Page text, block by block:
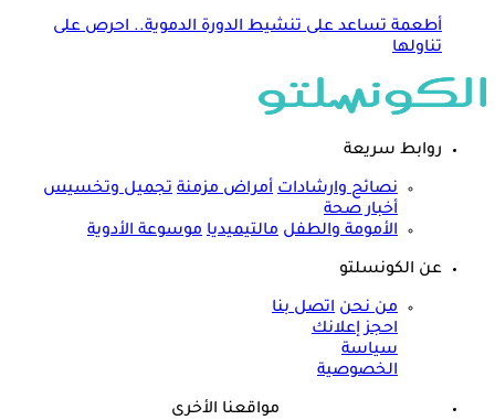
أطعمة تساعد على تنشيط الدورة الدموية.. احرص على
تناولها
روابط سريعة
نصائح وارشادات أمراض مزمنة تجميل وتخسيس
أخبار صحة
الأمومة والطفل مالتيميديا موسوعة الأدوية
عن الكونسلتو
من نحن اتصل بنا
احجز إعلانك
سياسة
الخصوصية
مواقعنا الأخرى